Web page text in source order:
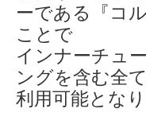
ーである『コ
ことで
インナーチュ
ングを含む全
利用可能となり